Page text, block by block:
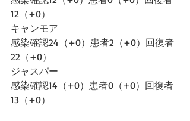
12（+0）
キャンモア
感染確認24（+0）患者2（+0）回復者
22（+0）
ジャスパー
感染確認14（+0）患者0（+0）回復者
13（+0）